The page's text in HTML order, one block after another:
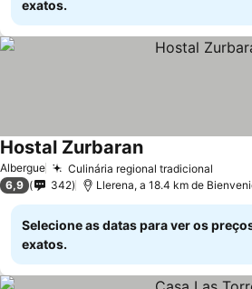
exatos.
Albergue Culinária regional tradicional
Hostal ZurbaranVer preços
6,9 342 Llerena, a 18.4 km de
Selecione as datas para ver os
exatos.